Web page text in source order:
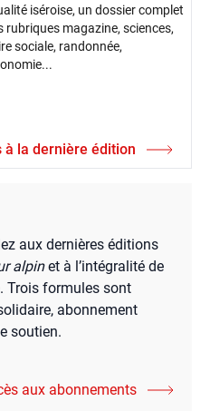
iséroise, un dossier complet
rubriques magazine, sciences,
sociale, randonnée,
à la dernière édition
aux dernières éditions
alpinet à l’intégralité de
Trois formules sont
abonnement
soutien.
aux abonnements